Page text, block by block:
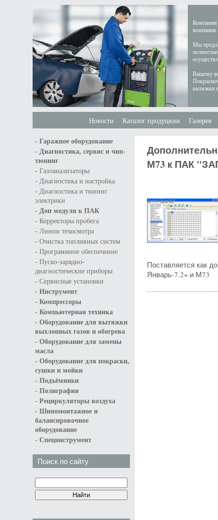
Компания
компания
Мы
Вашему
вытяжки
Новости Каталог продуцкии Галерея
- Гаражное оборудование
- Диагностика, сервис и чип-
тюнинг
- Газоанализаторы
- Диагностика и настройка
- Диагностика и тюнинг
электрики
- Доп модули к ПАК
- Корректоры пробега
- Линии техосмотра
- Очистка топливных систем
- Программное обеспечение
- Пуско-зарядно-
диагностические приборы
- Сервисные установки
- Инструмент
- Компрессоры
- Компьютерная техника
- Оборудование для вытяжки
выхлопных газов и обогрева
- Оборудование для замены
масла
- Оборудование для покраски,
сушки и мойки
- Подъёмники
- Полиграфия
- Рециркуляторы воздуха
- Шиномонтажное и
балансировочное
оборудование
- Специнструмент
Поиск по сайту
М73 к ПАК
Поставляется как
Январь-7.2+ и М73